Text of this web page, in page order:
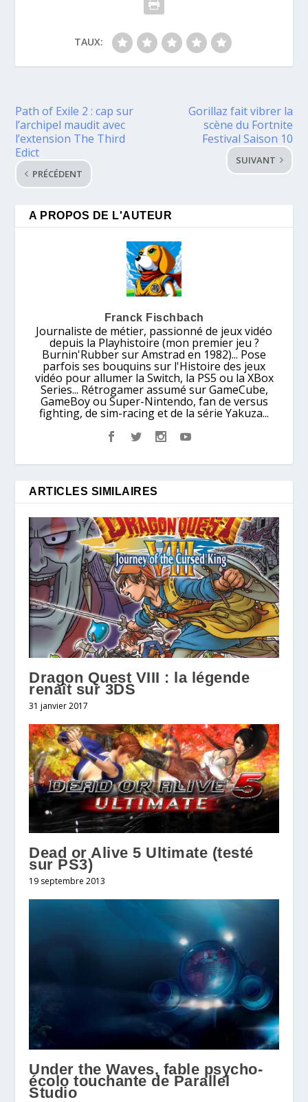
TAUX:
Path of Exile 2 : cap sur
l’archipel maudit avec
l’extension The Third
Edict
PRÉCÉDENT
Gorillaz fait vibrer la
scène du Fortnite
Festival Saison 10
SUIVANT
A PROPOS DE L'AUTEUR
Franck Fischbach
Journaliste de métier, passionné de jeux vidéo
depuis la Playhistoire (mon premier jeu ?
Burnin'Rubber sur Amstrad en 1982)... Pose
parfois ses bouquins sur l'Histoire des jeux
vidéo pour allumer la Switch, la PS5 ou la XBox
Series... Rétrogamer assumé sur GameCube,
GameBoy ou Super-Nintendo, fan de versus
fighting, de sim-racing et de la série Yakuza...
ARTICLES SIMILAIRES
Dragon Quest VIII : la légende
renaît sur 3DS
31 janvier 2017
Dead or Alive 5 Ultimate (testé
sur PS3)
19 septembre 2013
Under the Waves, fable psycho-
écolo touchante de Parallel
Studio